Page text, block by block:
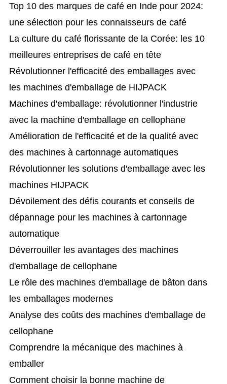
Top 10 des marques de café en Inde pour 2024:
une sélection pour les connaisseurs de café
La culture du café florissante de la Corée: les 10
meilleures entreprises de café en tête
Révolutionner l'efficacité des emballages avec
les machines d'emballage de HIJPACK
Machines d'emballage: révolutionner l'industrie
avec la machine d'emballage en cellophane
Amélioration de l'efficacité et de la qualité avec
des machines à cartonnage automatiques
Révolutionner les solutions d'emballage avec les
machines HIJPACK
Dévoilement des défis courants et conseils de
dépannage pour les machines à cartonnage
automatique
Déverrouiller les avantages des machines
d'emballage de cellophane
Le rôle des machines d'emballage de bâton dans
les emballages modernes
Analyse des coûts des machines d'emballage de
cellophane
Comprendre la mécanique des machines à
emballer
Comment choisir la bonne machine de